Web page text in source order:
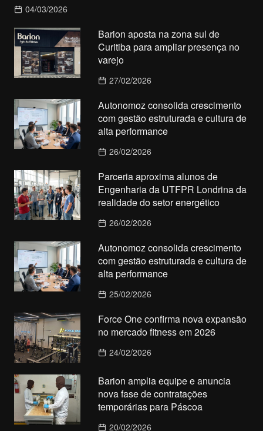
04/03/2026
Barion aposta na zona sul de
Curitiba para ampliar presença no
varejo
27/02/2026
Autonomoz consolida crescimento
com gestão estruturada e cultura de
alta performance
26/02/2026
Parceria aproxima alunos de
Engenharia da UTFPR Londrina da
realidade do setor energético
26/02/2026
Autonomoz consolida crescimento
com gestão estruturada e cultura de
alta performance
25/02/2026
Force One confirma nova expansão
no mercado fitness em 2026
24/02/2026
Barion amplia equipe e anuncia
nova fase de contratações
temporárias para Páscoa
20/02/2026